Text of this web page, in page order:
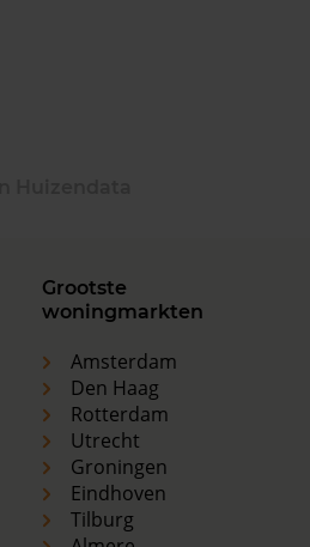
Grootste
woningmarkten
Amsterdam
Den Haag
Rotterdam
Utrecht
Groningen
Eindhoven
Tilburg